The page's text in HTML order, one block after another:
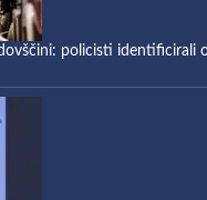
policisti identificirali